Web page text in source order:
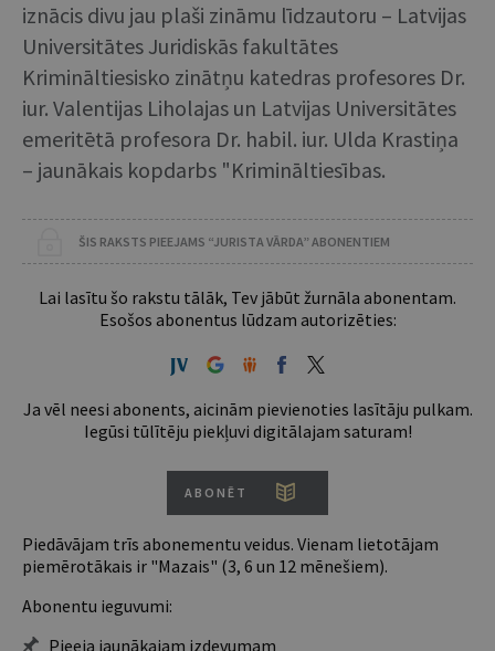
iznācis divu jau plaši zināmu līdzautoru – Latvijas
Universitātes Juridiskās fakultātes
Krimināltiesisko zinātņu katedras profesores Dr.
iur. Valentijas Liholajas un Latvijas Universitātes
emeritētā profesora Dr. habil. iur. Ulda Krastiņa
– jaunākais kopdarbs "Krimināltiesības.
ŠIS RAKSTS PIEEJAMS “JURISTA VĀRDA” ABONENTIEM
Lai lasītu šo rakstu tālāk, Tev jābūt žurnāla abonentam.
Esošos abonentus lūdzam autorizēties:
Ja vēl neesi abonents, aicinām pievienoties lasītāju pulkam.
Iegūsi tūlītēju piekļuvi digitālajam saturam!
ABONĒT
Piedāvājam trīs abonementu veidus. Vienam lietotājam
piemērotākais ir "Mazais" (3, 6 un 12 mēnešiem).
Abonentu ieguvumi:
Pieeja jaunākajam izdevumam